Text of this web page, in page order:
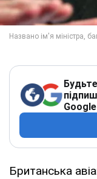
Google
Британська